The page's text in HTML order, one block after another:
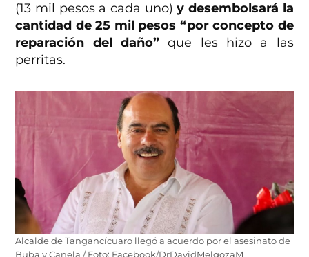
(13 mil pesos a cada uno)y desembolsará la
cantidad de 25 mil pesos “por concepto de
reparación del daño”que les hizo a las
perritas.
Alcalde de Tangancícuaro llegó a acuerdo por el asesinato de
Buba y Canela / Foto: Facebook/DrDavidMelgozaM